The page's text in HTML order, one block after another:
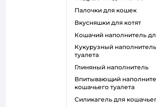
палочки для кошек
вкусняшки для котят
кошачий наполнитель
кукурузный наполнитель для кошачьего
туалета
глиняный наполнитель
впитывающий наполнитель для
кошачьего туалета
силикагель для